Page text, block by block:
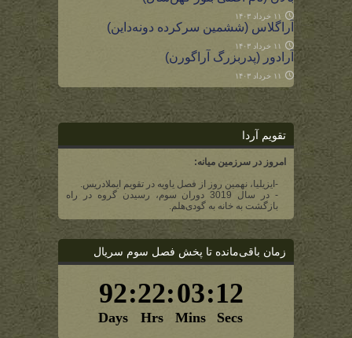
۱۱ خرداد ۱۴۰۳
آراگلاس (ششمین سرکرده دونه‌داین)
۱۱ خرداد ۱۴۰۳
آرادور (پدربزرگ آراگورن)
۱۱ خرداد ۱۴۰۳
تقویم آردا
امروز در سرزمین میانه:
-ایزیلیا، نهمین روز از فصل یاویه در تقویم ایملادریس.
- در سال 3019 دوران سوم، رسیدن گروه در راه
بازگشت به خانه به گودی‌هلم.
زمان باقی‌مانده تا پخش فصل سوم سریال